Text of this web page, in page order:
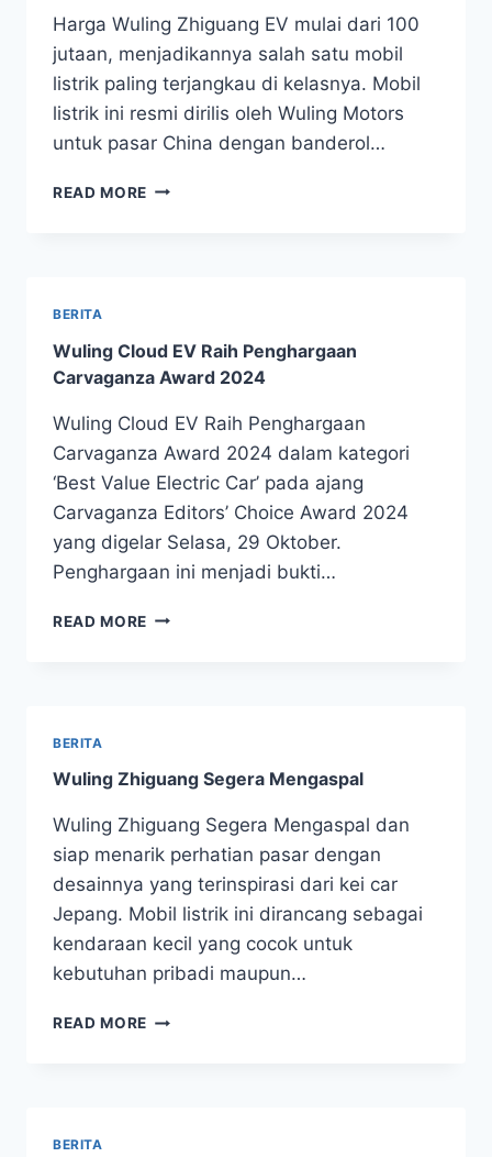
Harga Wuling Zhiguang EV mulai dari 100
jutaan, menjadikannya salah satu mobil
listrik paling terjangkau di kelasnya. Mobil
listrik ini resmi dirilis oleh Wuling Motors
untuk pasar China dengan banderol…
READ MORE
BERITA
Wuling Cloud EV Raih Penghargaan
Carvaganza Award 2024
Wuling Cloud EV Raih Penghargaan
Carvaganza Award 2024 dalam kategori
‘Best Value Electric Car’ pada ajang
Carvaganza Editors’ Choice Award 2024
yang digelar Selasa, 29 Oktober.
Penghargaan ini menjadi bukti…
READ MORE
BERITA
Wuling Zhiguang Segera Mengaspal
Wuling Zhiguang Segera Mengaspal dan
siap menarik perhatian pasar dengan
desainnya yang terinspirasi dari kei car
Jepang. Mobil listrik ini dirancang sebagai
kendaraan kecil yang cocok untuk
kebutuhan pribadi maupun…
READ MORE
BERITA